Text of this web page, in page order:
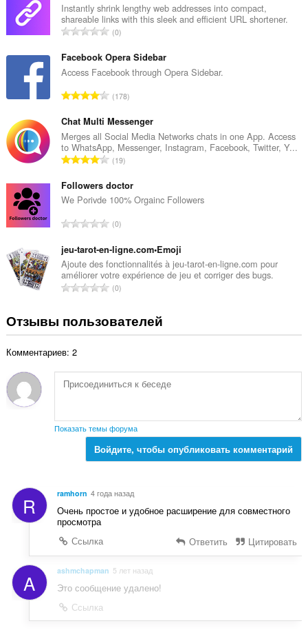
system
tray.
этого
расширения
есть
к
вкладкам
и
действиям
в
интернете.
Instantly shrink lengthy web addresses into compact,
shareable links with this sleek and efficient URL shortener.
В
е
г
о
е
н
о
к
:
0
Facebook Opera Sidebar
Access Facebook through Opera Sidebar.
В
е
г
о
о
е
н
о
к
:
178
Chat Multi Messenger
Merges all Social Media Networks chats in one App. Access
to WhatsApp, Messenger, Instagram, Facebook, Twitter, Y...
В
е
г
о
е
н
о
к
19
Followers doctor
We Porivde 100% Orgainc Followers
В
е
г
о
о
е
н
:
0
jeu-tarot-en-ligne.com•Emoji
Ajoute des fonctionnalités à jeu-tarot-en-ligne.com pour
améliorer votre expérience de jeu et corriger des bugs.
В
г
ц
е
к
:
0
Отзывы пользователей
Комментариев: 2
Показать темы форума
Войдите, чтобы опубликовать комментарий
R ramhorn 4 года назад
Очень простое и удобное расширение для совместного
просмотра
Ссылка
Ответить Цитировать
A ashmchapman 5 лет назад
Это сообщение удалено!
Ссылка